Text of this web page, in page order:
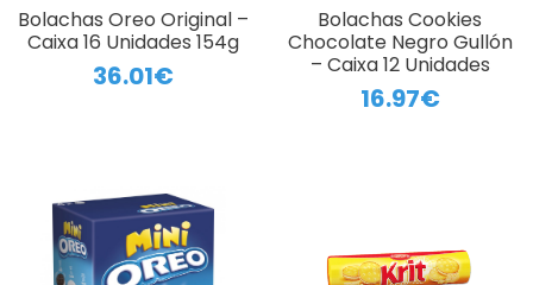
Bolachas Oreo Original –
Caixa 16 Unidades 154g
36.01€
Bolachas Cookies
Chocolate Negro Gullón
– Caixa 12 Unidades
16.97€